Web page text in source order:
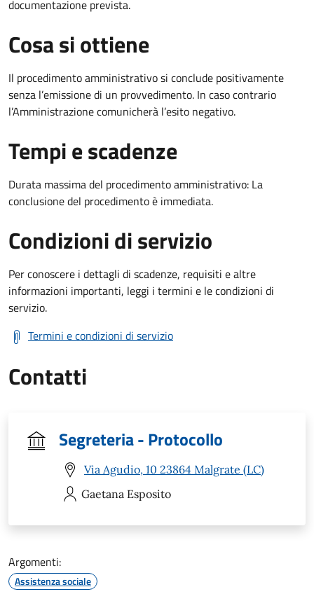
documentazione prevista.
Cosa si ottiene
Il procedimento amministrativo si conclude positivamente
senza l’emissione di un provvedimento. In caso contrario
l’Amministrazione comunicherà l’esito negativo.
Tempi e scadenze
Durata massima del procedimento amministrativo: La
conclusione del procedimento è immediata.
Condizioni di servizio
Per conoscere i dettagli di scadenze, requisiti e altre
informazioni importanti, leggi i termini e le condizioni di
servizio.
Termini e condizioni di servizio
Contatti
Segreteria - Protocollo
Via Agudio, 10 23864 Malgrate (LC)
Gaetana Esposito
Argomenti:
Assistenza sociale